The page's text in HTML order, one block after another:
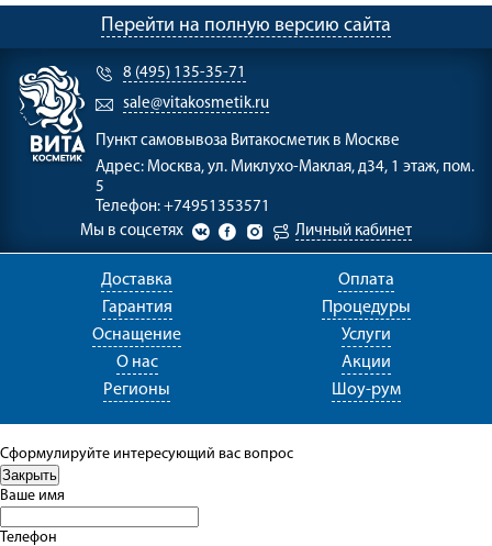
Перейти на полную версию сайта
8 (495) 135-35-71
sale@vitakosmetik.ru
Пункт самовывоза Витакосметик в Москве
Адрес: Москва, ул. Миклухо-Маклая, д34, 1 этаж, пом.
5
Телефон: +74951353571
Мы в соцсетях
Личный кабинет
Доставка
Оплата
Гарантия
Процедуры
Оснащение
Услуги
О нас
Акции
Регионы
Шоу-рум
Сформулируйте интересующий вас вопрос
Ваше имя
Телефон